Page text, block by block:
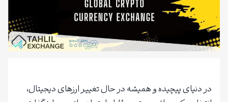
در دنیای پیچیده و همیشه در حال تغییر ارزهای دیجیتال،